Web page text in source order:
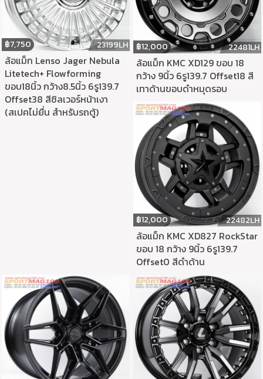
฿7,750 23199LH
ล้อแม็ก Lenso Jager Nebula
Litetech+ Flowforming
ขอบ18นิ้ว กว้าง8.5นิ้ว 6รู139.7
Offset38 สีซิลเวอร์หน้าเงา
(สเปคไม่ยื่น สำหรับรถตู้)
฿12,000 22481LH
ล้อแม็ก KMC XD129 ขอบ 18
กว้าง 9นิ้ว 6รู139.7 Offset18 สี
เทาด้านขอบดำหมุดรอบ
฿12,000 22482LH
ล้อแม็ก KMC XD827 RockStar
ขอบ 18 กว้าง 9นิ้ว 6รู139.7
Offset0 สีดำด้าน